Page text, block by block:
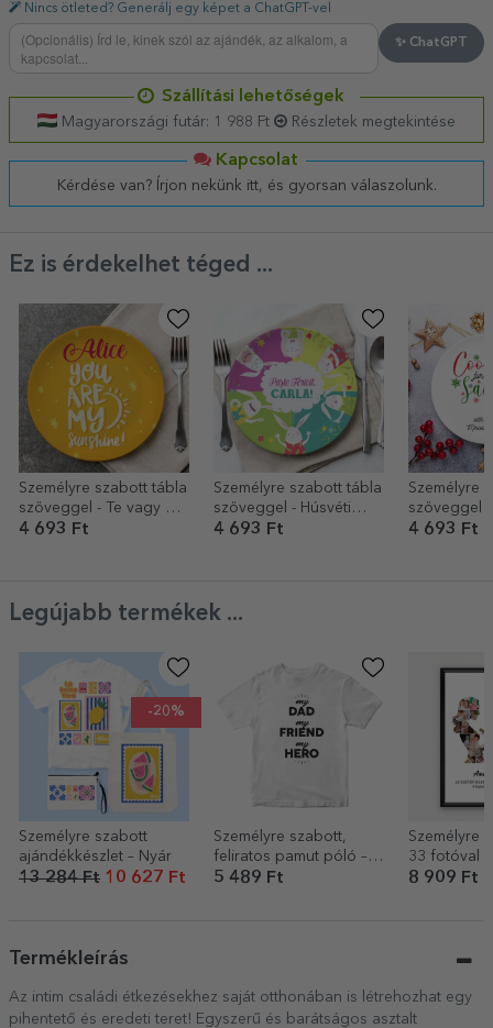
Nincs ötleted? Generálj egy képet a ChatGPT-vel
✨ ChatGPT
Szállítási lehetőségek
Magyarországi futár: 1 988 Ft Részletek megtekintése
Kapcsolat
Kérdése van? Írjon nekünk itt, és gyorsan válaszolunk.
Ez is érdekelhet téged ...
Személyre szabott tábla
szöveggel - Te vagy a
napfényem
4 693 Ft
Személyre szabott tábla
szöveggel - Húsvéti
nyuszik
4 693 Ft
Személyre
szöveggel -
4 693 Ft
Legújabb termékek ...
-20%
Személyre szabott
ajándékkészlet – Nyár
13 284 Ft 10 627 Ft
Személyre szabott,
feliratos pamut póló –
My person
5 489 Ft
Személyre
33 fotóval
szöveggel
8 909 Ft
Termékleírás
Az intim családi étkezésekhez saját otthonában is létrehozhat egy
pihentető és eredeti teret! Egyszerű és barátságos asztalt